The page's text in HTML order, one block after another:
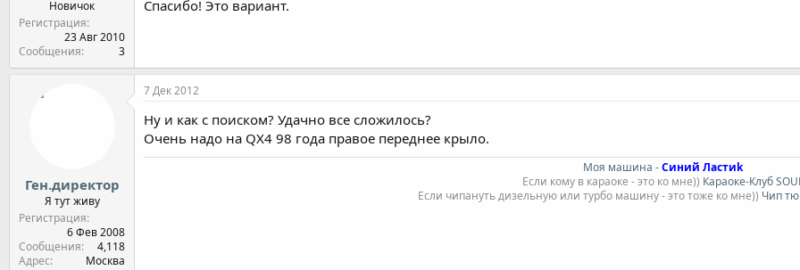
Новичок
Регистрация
23 Авг 2010
Сообщения
3
Спасибо! Это вариант.
Ген.директор
Я тут живу
Регистрация
6 Фев 2008
Сообщения
4,118
Адрес
Москва
7 Дек 2012
Ну и как с поиском? Удачно все сложилось?
Очень надо на QX4 98 года правое переднее крыло.
Моя машина -Синий Ластиk
Если кому в караоке - это ко мне)) Караоке-Клуб
Если чипануть дизельную или турбо машину - это тоже ко мне)) Чип